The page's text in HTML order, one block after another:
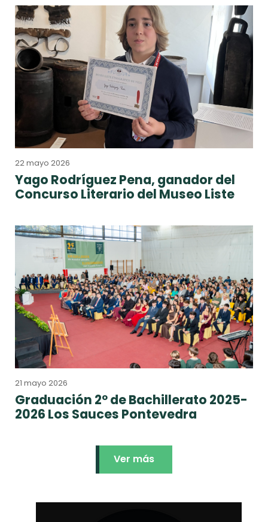
22 mayo 2026
Yago Rodríguez Pena, ganador del
Concurso Literario del Museo Liste
21 mayo 2026
Graduación 2º de Bachillerato 2025-
2026 Los Sauces Pontevedra
Ver más